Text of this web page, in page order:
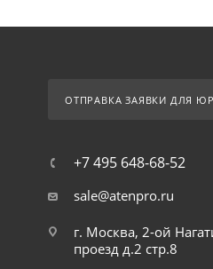
ОТПРАВКА ЗАЯВКИ ДЛЯ
+7 495 648-68-52
sale@atenpro.ru
г. Москва, 2-ой
проезд д.2 стр.8